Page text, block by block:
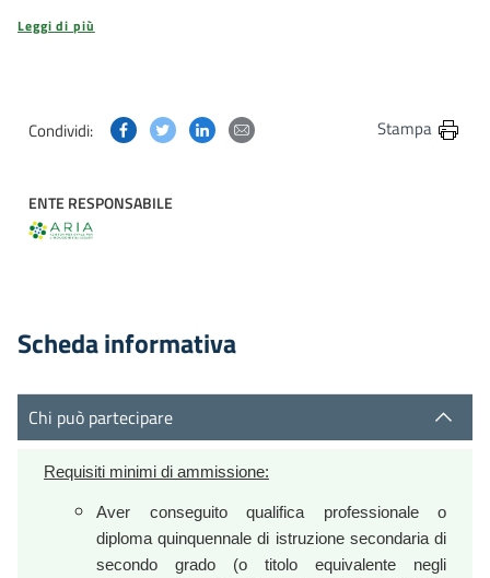
Leggi di più
Condividi: Condividi questa pagina su Facebook
Condividi questa pagina su Twitter
Condividi questa pagina su Linkedin
Condividi questa pagina via
Stampa
ENTE RESPONSABILE
Scheda informativa
Chi può partecipare
Requisiti minimi di ammissione:
Aver conseguito qualifica professionale o
diploma quinquennale di istruzione secondaria di
secondo grado (o titolo equivalente negli